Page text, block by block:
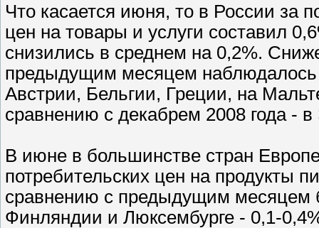
Что касается июня, то в России за
цен на товары и услуги составил
снизились в среднем на 0,2%.
предыдущим месяцем
Австрии, Бельгии, Греции, на
сравнению с декабрем 2008 года -
В июне в большинстве стран
потребительских цен на продукты
сравнению с предыдущим месяцем
Финляндии и Люксембурге - 0,1-